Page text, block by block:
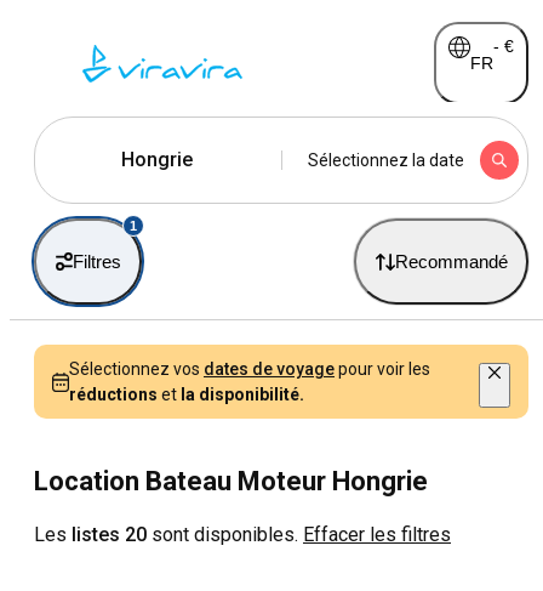
FR
- €
Hongrie Sélectionnez la date
Filtres
1
Recommandé
Sélectionnez vos dates de voyagepour voir les
réductions et la disponibilité.
Location Bateau Moteur Hongrie
Les listes 20 sont disponibles. Effacer les filtres